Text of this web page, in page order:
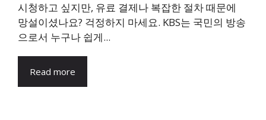
시청하고 싶지만, 유료 결제나 복잡한 절차 때문에
망설이셨나요? 걱정하지 마세요. KBS는 국민의 방송
으로서 누구나 쉽게...
Read more